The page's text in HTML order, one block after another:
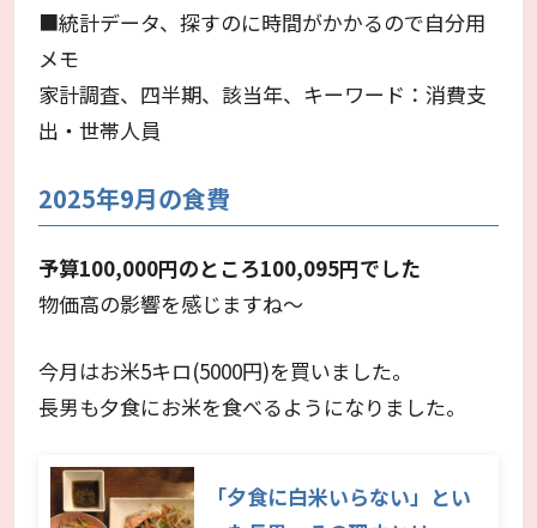
■統計データ、探すのに時間がかかるので自分用
メモ
家計調査、四半期、該当年、キーワード：消費支
出・世帯人員
2025年9月の食費
予算100,000円のところ100,095円でした
物価高の影響を感じますね～
今月はお米5キロ(5000円)を買いました。
長男も夕食にお米を食べるようになりました。
「夕食に白米いらない」とい